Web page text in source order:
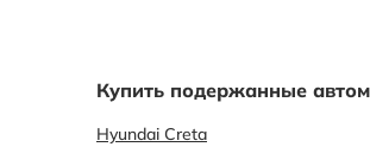
Купить подержанные
Hyundai Creta